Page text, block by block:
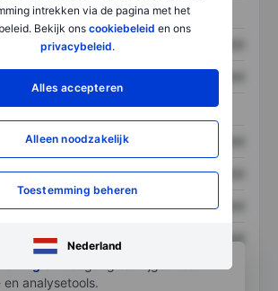
intrekken via de pagina met het
Bekijk ons cookiebeleid en ons
privacybeleid.
Alles accepteren
Alleen noodzakelijk
Toestemming beheren
Nederland
XXXXXXX
XXXXXXX
XXXXXXX
XXXXXXX XXXXXXX
XXXXXXX XXXXXXX
XXXXXXX
XXXXXXX
analysetools.